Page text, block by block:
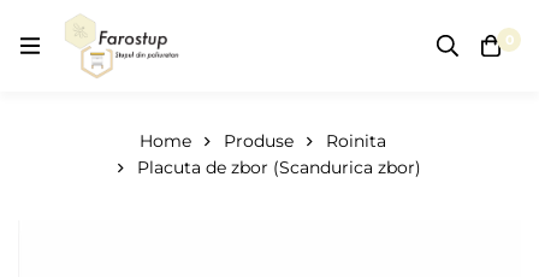
0
Home Produse
Roinita
Placuta de zbor (Scandurica zbor)